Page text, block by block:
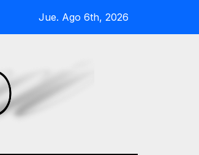
a más de 50 productores del País Vasco
Jue. Ago 6th, 2026